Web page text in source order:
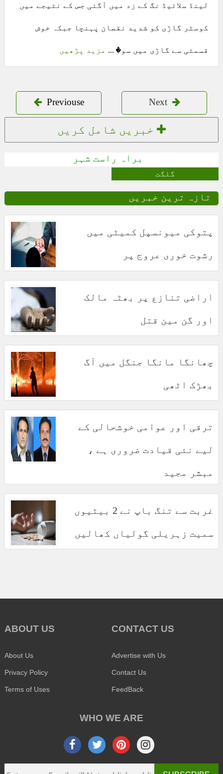
لینڈ سلائیڈ نگ کے زد میں آگئی جس کے نتیجے میں
کوسٹر گاڑی کو شدید نقصان پہنچا جبکہ خوش
قسمتی سے گاڑی میں سو� ... مزید پڑھیں
Previouse Next
خبریں شامل کریں
براہ راست شہر
گلگت
تازہ ترین خبریں
پتوکی میونسپل کمیٹی میں
رشوت خوری عروج پر
اراضی تنازع پر بھٹہ مالک
اور گن مین قتل
چھانگا مانگا جنگل میں آگ
بھڑک اٹھی
ترقی اور عوامی خوشحالی کے
لیے نئی قیادت ضروری ہے ،
مبشر مجید
غربت سے تنگ باپ نے 2 بیٹیوں
سمیت زہریلی گولیاں کھالیں
ABOUT US
About Us
Privacy Policy
Terms of Uses
CONTACT US
Advertise with Us
Contact Us
FeedBack
WHO WE ARE